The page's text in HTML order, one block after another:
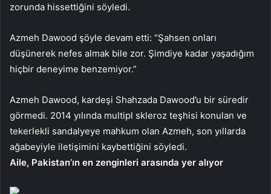
zorunda hissettiğini söyledi.
Azmeh Dawood şöyle devam etti: “Şahsen onları
düşünerek nefes almak bile zor. Şimdiye kadar yaşadığım
hiçbir deneyime benzemiyor.”
Azmeh Dawood, kardeşi Shahzada Dawood’u bir süredir
görmedi. 2014 yılında multipl skleroz teşhisi konulan ve
tekerlekli sandalyeye mahkum olan Azmeh, son yıllarda
ağabeyiyle iletişimini kaybettiğini söyledi.
Aile, Pakistan’ın en zenginleri arasında yer alıyor